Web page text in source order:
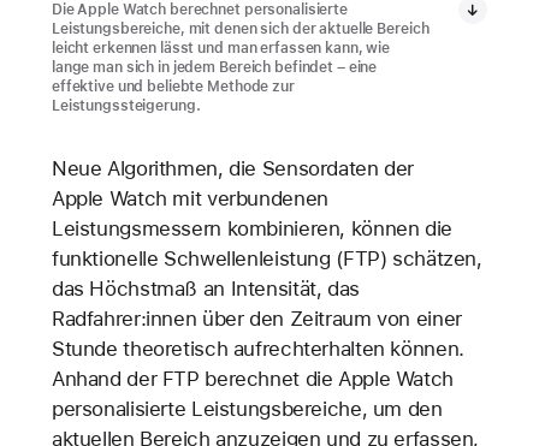
Die Apple Watch berechnet personalisierte
Leistungsbereiche, mit denen sich der aktuelle Bereich
leicht erkennen lässt und man erfassen kann, wie
lange man sich in jedem Bereich befindet – eine
effektive und beliebte Methode zur
Leistungssteigerung.
Neue Algorithmen, die Sensordaten der
Apple Watch mit verbundenen
Leistungsmessern kombinieren, können die
funktionelle Schwellenleistung (FTP) schätzen,
das Höchstmaß an Intensität, das
Radfahrer:innen über den Zeitraum von einer
Stunde theoretisch aufrechterhalten können.
Anhand der FTP berechnet die Apple Watch
personalisierte Leistungsbereiche, um den
aktuellen Bereich anzuzeigen und zu erfassen,